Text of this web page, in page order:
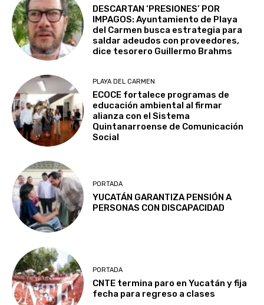
DESCARTAN ‘PRESIONES’ POR
IMPAGOS: Ayuntamiento de Playa
del Carmen busca estrategia para
saldar adeudos con proveedores,
dice tesorero Guillermo Brahms
PLAYA DEL CARMEN
ECOCE fortalece programas de
educación ambiental al firmar
alianza con el Sistema
Quintanarroense de Comunicación
Social
PORTADA
YUCATÁN GARANTIZA PENSIÓN A
PERSONAS CON DISCAPACIDAD
PORTADA
CNTE termina paro en Yucatán y fija
fecha para regreso a clases